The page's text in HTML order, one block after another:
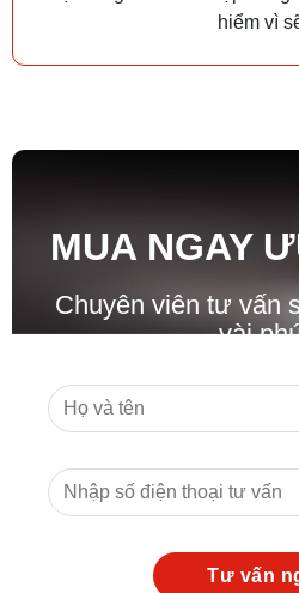
hiểm vì
MUA NGAY
Chuyên viên tư vấn
vài